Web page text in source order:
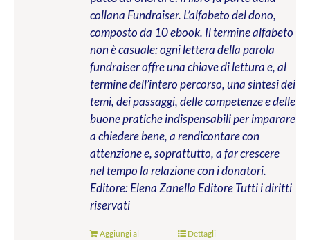
collana Fundraiser. L’alfabeto del dono,
composto da 10 ebook. Il termine alfabeto
non è casuale: ogni lettera della parola
fundraiser offre una chiave di lettura e, al
termine dell’intero percorso, una sintesi dei
temi, dei passaggi, delle competenze e delle
buone pratiche indispensabili per imparare
a chiedere bene, a rendicontare con
attenzione e, soprattutto, a far crescere
nel tempo la relazione con i donatori.
Editore: Elena Zanella EditoreTutti i diritti
riservati
Aggiungi al
Dettagli